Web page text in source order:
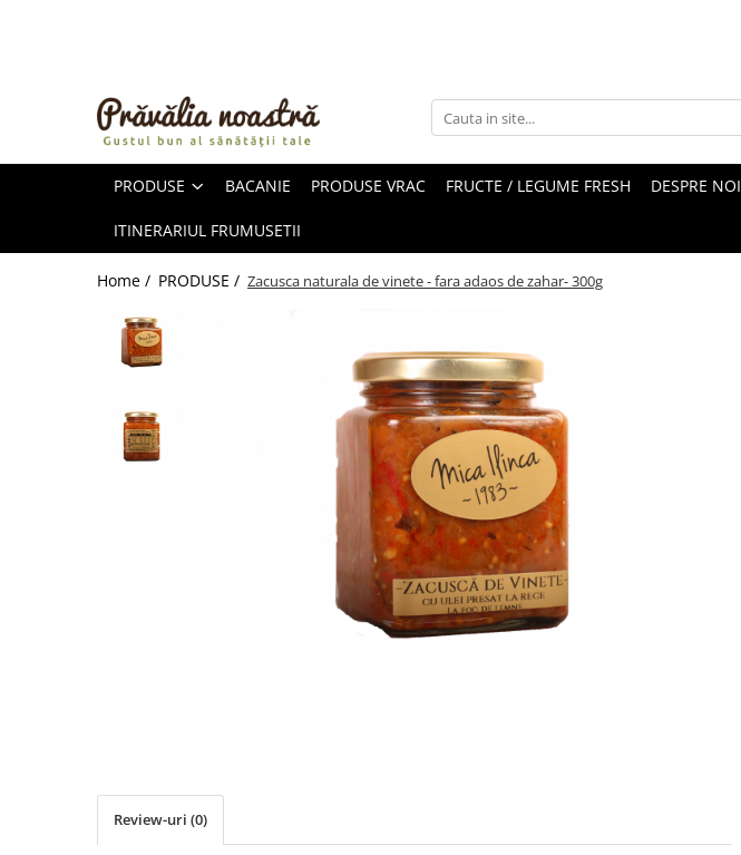
ULEIURI ȘI UNTURI
FRUCTE DESHIDRATATE
FRUCTE LA CONSERVĂ
OȚETURI ȘI SOSURI
FĂINĂ FĂRĂ GLUTEN
BĂUTURI / LAPTE VEGETAL
PRODUSE ROMÂNEȘTI
COSMETICE
PRODUSE BACANIE PRODUSE VRAC FRUCTE / LEGUME FRESH DESPRE NOI
ITINERARIUL FRUMUSETII
Home / PRODUSE / Zacusca naturala de vinete - fara adaos de zahar- 300g
Review-uri (0)